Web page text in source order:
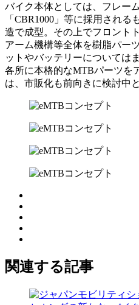
バイク本体としては、フレー
「CBR1000」等に採用され
造で成型。その上でフロント
アーム機構等全体を樹脂パー
ットやバッテリーについては
各所に本格的なMTBパーツを
は、市販化も前向きに検討中
関連する記事